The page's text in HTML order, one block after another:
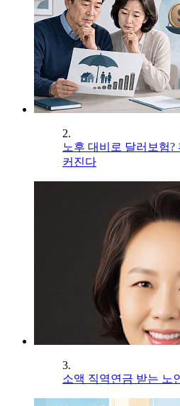
2.
노후 대비로 달러보험
커진다
3.
소액 직역연금 받는 노